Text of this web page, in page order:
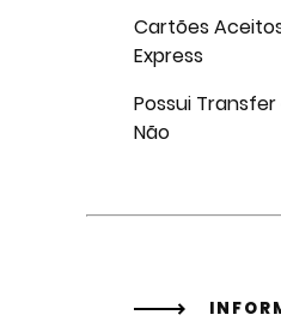
Cartões
Express
Possui
Não